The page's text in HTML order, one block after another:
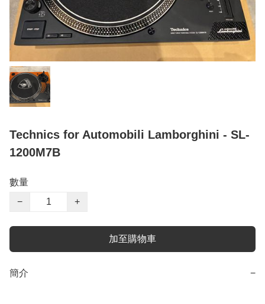
Technics for Automobili Lamborghini - SL-
1200M7B
數量
−
+
加至購物車
簡介 −